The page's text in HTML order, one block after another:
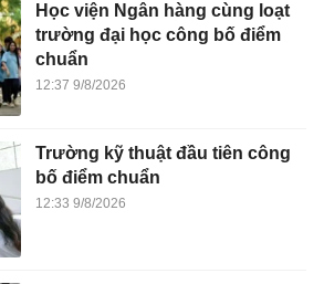
Học viện Ngân hàng cùng loạt
trường đại học công bố điểm
chuẩn
12:37 9/8/2026
Trường kỹ thuật đầu tiên công
bố điểm chuẩn
12:33 9/8/2026